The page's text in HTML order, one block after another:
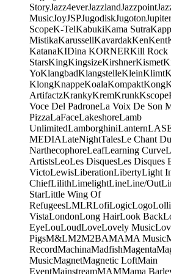
StoryJazz4everJazzlandJazzpoint
MusicJoyJSPJugodiskJugotonJupiter
ScopeK-TelKabukiKama SutraKapp
MistikaKarussellKavardakKenKent
KatanaKIDina KORNERKill Rock
StarsKingKingsizeKirshnerKismet
YoKlangbadKlangstelleKleinKlimt
KlongKnappeKoalaKompaktKong
ArtifactzKrankyKremKrunkKscope
Voce Del PadroneLa Voix De Son
PizzaLaFaceLakeshoreLamb
UnlimitedLamborghiniLantern
MEDIALateNightTalesLe Chant
NarthecophoreLeafLearning Curve
ArtistsLeoLes DisquesLes Disques
VictoLewisLiberationLibertyLight
ChiefLilithLimelightLineLine/
StarLittle Wing Of
RefugeesLMLRLofiLogicLogo
VistaLondonLong HairLook Back
EyeLouLoudLoveLovely Music
PigsM&LM2M2BAMAMA Music
RecordMachinaMadfishMagenta
MusicMagnetMagnetic LoftMain
EventMainstreamMAMMama